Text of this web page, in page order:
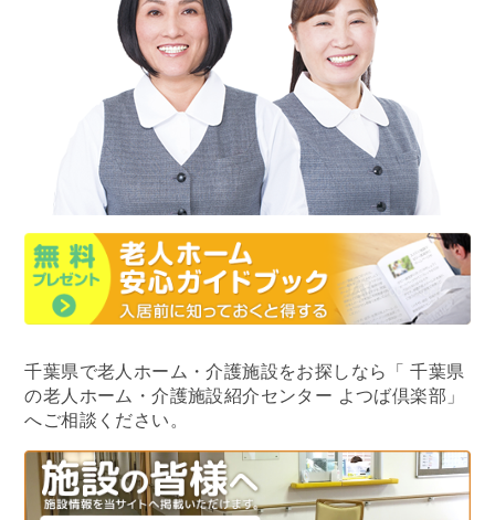
千葉県で老人ホーム・介護施設をお探しなら
「 千葉県
の老人ホーム・介護施設紹介センター よつば倶楽部」
へご相談ください。